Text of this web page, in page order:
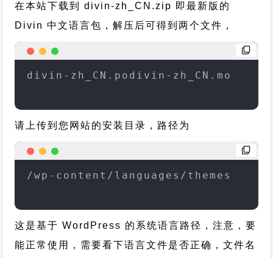
在本站下载到divin-zh_CN.zip 即最新版的
Divin 中文语言包，解压后可得到两个文件，
divin-zh_CN.podivin-zh_CN.mo
请上传到您网站的安装目录，路径为
/wp-content/languages/themes
这是基于 WordPress 的系统语言路径，注意，要
能正常使用，需要看下语言文件是否正确，文件名